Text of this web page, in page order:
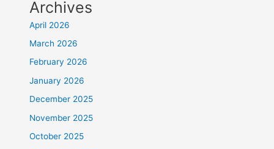
Archives
April 2026
March 2026
February 2026
January 2026
December 2025
November 2025
October 2025